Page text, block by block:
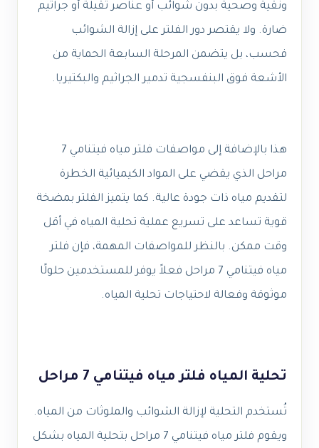
ونقية وصحية بدون شوائب أو عناصر ثقيلة أو جراثيم
ضارة. ولا يقتصر دور الفلتر على إزالة الشوائب
فحسب، بل يتضمن المرحلة السابعة الحماية من
الأشعة فوق البنفسجية تدمير الجراثيم والبكتيريا.
هذا بالإضافة إلى مواصفات فلتر مياه فيتنامي 7
مراحل الذي يقضي على المواد الكيميائية الخطرة
لتقديم مياه ذات جودة عالية. كما يتميز الفلتر بمضخة
قوية تساعد على تسريع عملية تحلية المياه في أقل
وقت ممكن. بالنظر للمواصفات المهمة، فإن فلتر
مياه فيتنامي 7 مراحل فعلاً يوفر للمستخدمين حلولًا
موثوقة وفعالة لاحتياجات تحلية المياه.
تحلية المياه فلتر مياه فيتنامي 7 مراحل
تُستخدم التحلية لإزالة الشوائب والملوثات من المياه.
ويقوم فلتر مياه فيتنامي 7 مراحل بتحلية المياه بشكل